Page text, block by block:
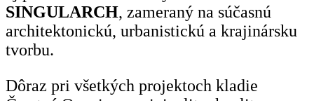
SINGULARCH, zameraný na súčasnú
architektonickú, urbanistickú a krajinársku
tvorbu.
Dôraz pri všetkých projektoch kladie